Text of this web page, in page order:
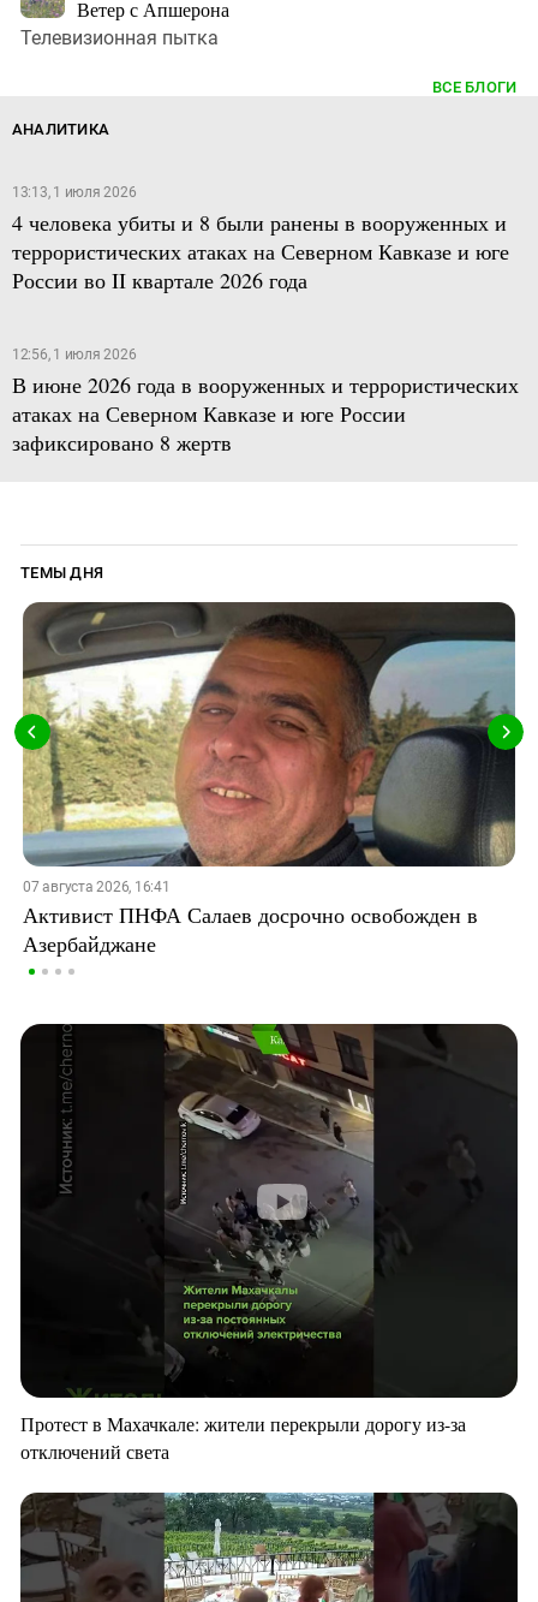
Ветер с Апшерона
Телевизионная пытка
ВСЕ БЛОГИ
АНАЛИТИКА
13:13, 1 июля 2026
4 человека убиты и 8 были ранены в вооруженных и
террористических атаках на Северном Кавказе и юге
России во II квартале 2026 года
12:56, 1 июля 2026
В июне 2026 года в вооруженных и террористических
атаках на Северном Кавказе и юге России
зафиксировано 8 жертв
ТЕМЫ ДНЯ
07 августа 2026, 16:41
Активист ПНФА Салаев досрочно освобожден в
Азербайджане
Протест в Махачкале: жители перекрыли дорогу из-за
отключений света